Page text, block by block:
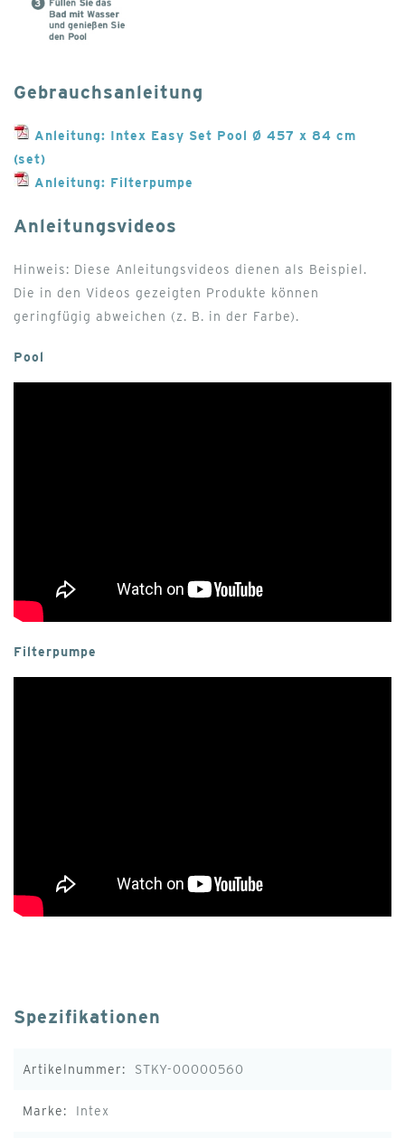
Gebrauchsanleitung
Anleitung: Intex Easy Set Pool Ø 457 x 84 cm
(set)
Anleitung: Filterpumpe
Anleitungsvideos
Hinweis: Diese Anleitungsvideos dienen als Beispiel.
Die in den Videos gezeigten Produkte können
geringfügig abweichen (z. B. in der Farbe).
Pool
Filterpumpe
Spezifikationen
STKY-00000560
Intex